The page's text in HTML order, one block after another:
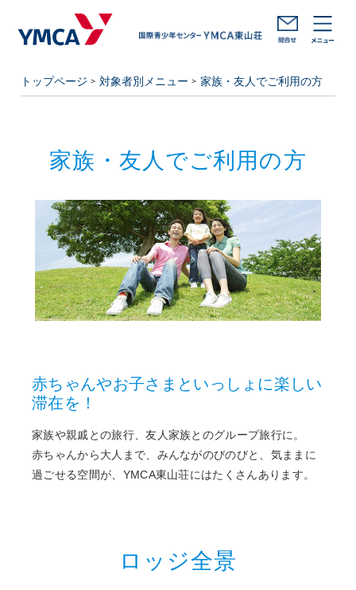
トップページ 対象者別メニュー 家族・友人でご利用の方
家族・友人でご利用の方
赤ちゃんやお子さまといっしょに楽しい
滞在を！
家族や親戚との旅行、友人家族とのグループ旅行に。
赤ちゃんから大人まで、みんながのびのびと、気ままに
過ごせる空間が、YMCA東山荘にはたくさんあります。
ロッジ全景